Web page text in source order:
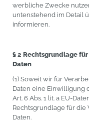
werbliche Zwecke
untenstehend im Detail
informieren.
§ 2 Rechtsgrundlage
Daten
(1) Soweit wir für
Daten eine Einwilligung
Art. 6 Abs. 1 lit. a EU-
Rechtsgrundlage für
Daten.